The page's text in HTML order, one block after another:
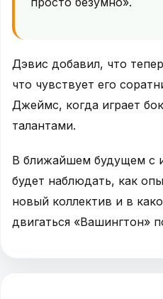
Дэвис добавил, что
что чувствует его
Джеймс, когда играет
талантами.
В ближайшем будущем с
будет наблюдать, как
новый коллектив и в
двигаться «Вашингтон»